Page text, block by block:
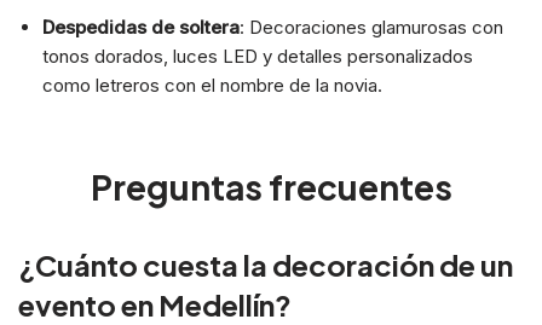
Despedidas de soltera: Decoraciones glamurosas con
tonos dorados, luces LED y detalles personalizados
como letreros con el nombre de la novia.
Preguntas frecuentes
¿Cuánto cuesta la decoración de un
evento en Medellín?